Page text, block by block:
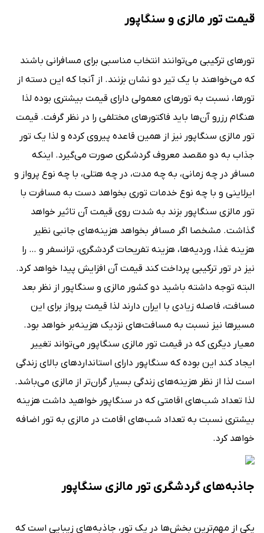
قیمت تور مالزی و سنگاپور
تورهای ترکیبی می‌توانند انتخاب مناسبی برای مسافرانی باشند
که می‌خواهند با یک تیر دو نشان بزنند. از آنجا که این دسته از
تورها، نسبت به تورهای معمولی دارای قیمت بیشتری بوده لذا
هنگام رزرو آن‌ها باید فاکتورهای مختلفی را در نظر گرفت. قیمت
تور مالزی سنگاپور نیز از همین قاعده پیروی کرده و لذا یک تور
جذاب به دو مقصد معروف گردشگری صورت می‌گیرد. اینکه
مسافر در چه زمانی، به چه مدت، در چه هتلی، با چه نوع پرواز و
ایرلاینی و با چه نوع خدمات توری بخواهد دست به مسافرت با
تور مالزی سنگاپور بزند به شدت روی قیمت آن تاثیر خواهد
گذاشت. مشخصا اگر مسافر بخواهد هزینه‌های جانبی نظیر
هزینه غذا، وردیه‌ها، هزینه تفریحات گردشگری، ترانسفر و … را
نیز در تور ترکیبی پرداخت کند قیمت آن افزایش پیدا خواهد کرد.
البته توجه داشته باشید دو کشور مالزی و سنگاپور از نظر بعد
مسافت، فاصله زیادی با ایران دارند لذا قیمت پرواز برای این
مسیرها نیز نسبت به مسافت‌های نزدیک هزینه‌بر خواهد بود.
معیار دیگری که در قیمت تور مالزی سنگاپور می‌تواند تغییر
ایجاد کند این بوده که سنگاپور دارای استانداردهای بالای زندگی
است لذا از نظر هزینه‌های زندگی بسیار گران‌تر از مالزی می‌باشد.
لذا تعداد شب‌های اقامتی که در سنگاپور خواهید داشت هزینه
بیشتری نسبت به تعداد شب‌های اقامت در مالزی به تور اضافه
خواهد کرد.
جاذبه‌های گردشگری تور مالزی سنگاپور
یکی از مهم‌ترین بخش‌ها در یک تور، جاذبه‌های زیبایی است که